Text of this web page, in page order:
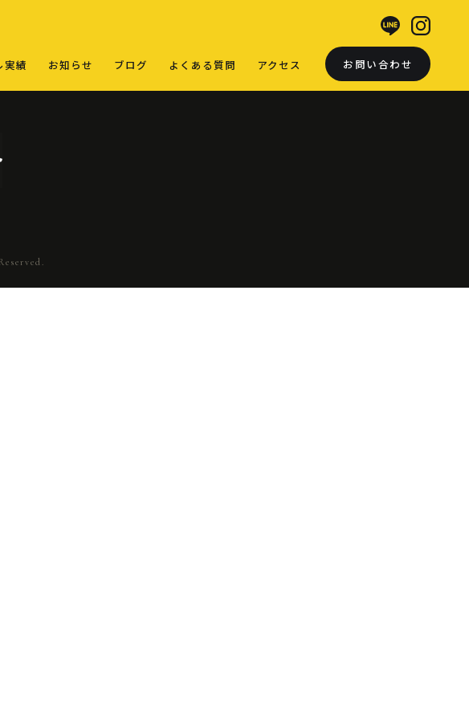
実績 お知らせ ブログ よくある質問 アクセス お問い合わせ